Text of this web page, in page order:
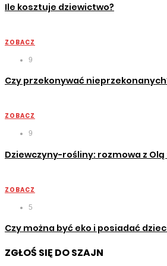
Ile kosztuje dziewictwo?
ZOBACZ
9
Czy przekonywać
ZOBACZ
9
Dziewczyny-rośliny: rozmowa z Olą
ZOBACZ
5
Czy można być eko i posiadać
ZGŁOŚ SIĘ DO SZAJN